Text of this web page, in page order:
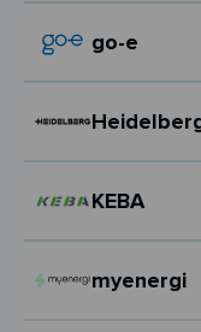
go-e
KEBA
myenergi